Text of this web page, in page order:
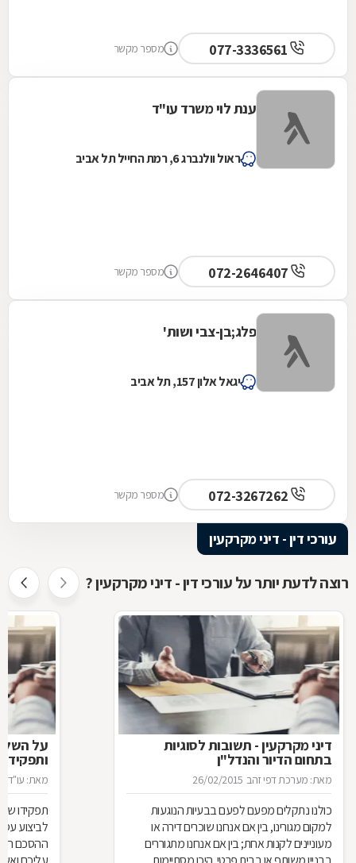
מספר מקשר
ענת לוי משרד עו"ד
ראול וולנברג 6, רמת החייל תל אביב
מספר מקשר
פלג;בן-צבי ושות'
יגאל אלון 157, תל אביב
מספר מקשר
עורכי דין - דיני מקרקעין
רוצה לדעת יותר על עורכי דין - דיני מקרקעין ?
דיני מקרקעין - תשובות לסוגיות
בתחום הדיור והנדל"ן
מאת: מערכת דפי זהב 26/02/2015
כולנו נתקלים מפעם לפעם בבעיות הנוגעות
למקום מגורינו, בין אם אנחנו שוכרים דירה או
מעוניינים לקנות אחת; בין אם אנחנו מתגוררים
מאת: עו"ד
תפקידו
ההסכם